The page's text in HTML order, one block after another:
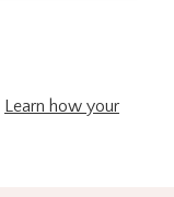
Learn how your